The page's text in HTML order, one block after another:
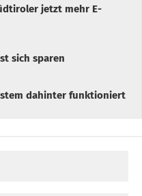
sich sparen
dahinter funktioniert